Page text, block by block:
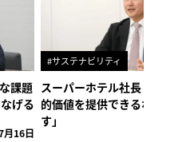
課題
げる
月16日
#サステナビリティ
スーパーホテル社長「地域
的価値を提供できるホテル
す」